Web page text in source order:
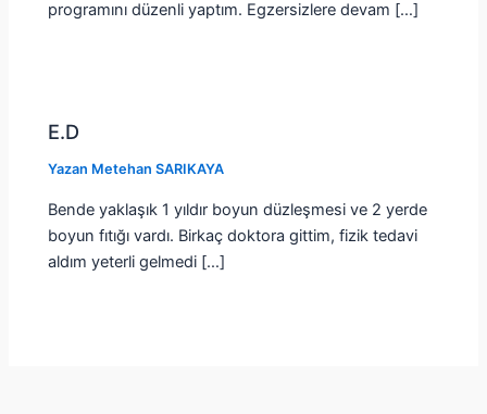
programını düzenli yaptım. Egzersizlere devam […]
E.D
Yazan Metehan SARIKAYA
Bende yaklaşık 1 yıldır boyun düzleşmesi ve 2 yerde
boyun fıtığı vardı. Birkaç doktora gittim, fizik tedavi
aldım yeterli gelmedi […]